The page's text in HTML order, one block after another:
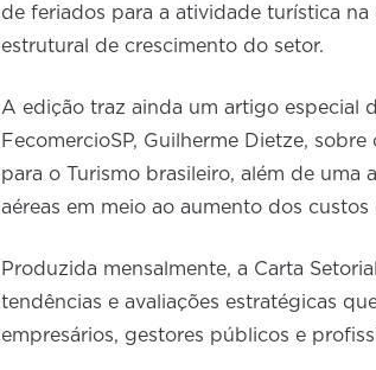
de feriados para a atividade turística
estrutural de crescimento do setor.
A edição traz ainda um artigo especial
FecomercioSP, Guilherme Dietze,
para o Turismo brasileiro, além de uma
aéreas em meio ao aumento dos
Produzida mensalmente, a Carta
tendências e avaliações estratégicas
empresários, gestores públicos e